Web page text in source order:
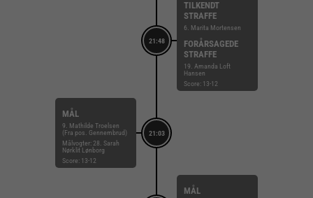
21:48
TILKENDT
STRAFFE
6. Marita Mortensen
FORÅRSAGEDE
STRAFFE
19. Amanda Loft
Hansen
Score: 13-12
21:03
MÅL
9. Mathilde Troelsen
(Fra pos. Gennembrud)
Målvogter: 28. Sarah
Nørklit Lønborg
Score: 13-12
MÅL